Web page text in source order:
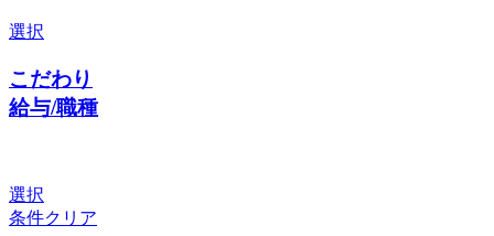
選択
こだわり
給与/職種
選択
条件クリア